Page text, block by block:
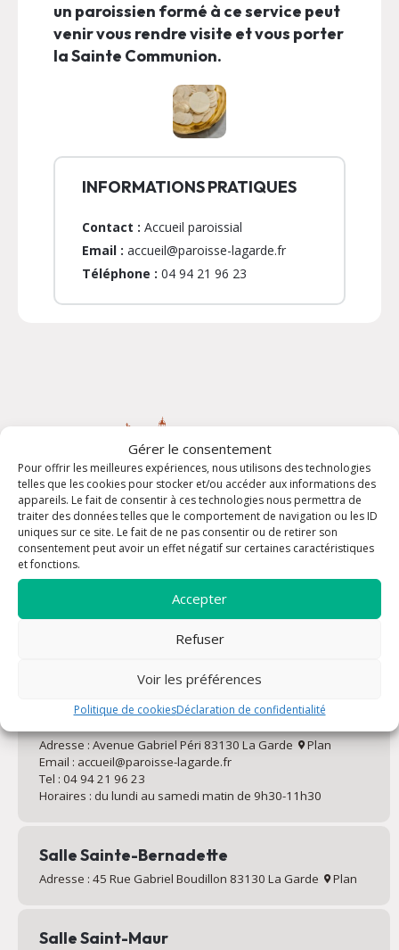
Gérer le consentement
Pour offrir les meilleures expériences, nous utilisons des technologies
telles que les cookies pour stocker et/ou accéder aux informations des
appareils. Le fait de consentir à ces technologies nous permettra de
traiter des données telles que le comportement de navigation ou les ID
uniques sur ce site. Le fait de ne pas consentir ou de retirer son
consentement peut avoir un effet négatif sur certaines caractéristiques
et fonctions.
Accepter
Refuser
Voir les préférences
Politique de cookiesDéclaration de confidentialité
un paroissien formé à ce service peut
venir vous rendre visite et vous porter
la Sainte Communion.
INFORMATIONS PRATIQUES
Contact : Accueil paroissial
Email : accueil@paroisse-lagarde.fr
Téléphone : 04 94 21 96 23
Rencontrons-nous !
Vous souhaitez renseignement ou prendre un rendez-vous ?
Vous vous posez des questions ou vous désirez déposer une
intention de prière ? Contactez la paroisse de la Nativité à La
Garde !
Eglise de la Nativité de Notre Dame
Adresse : Avenue Gabriel Péri 83130 La Garde Plan
Email : accueil@paroisse-lagarde.fr
Tel : 04 94 21 96 23
Horaires : du lundi au samedi matin de 9h30-11h30
Salle Sainte-Bernadette
Adresse : 45 Rue Gabriel Boudillon 83130 La Garde Plan
Salle Saint-Maur